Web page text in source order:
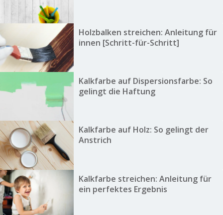
Holzbalken streichen: Anleitung für
innen [Schritt-für-Schritt]
Kalkfarbe auf Dispersionsfarbe: So
gelingt die Haftung
Kalkfarbe auf Holz: So gelingt der
Anstrich
Kalkfarbe streichen: Anleitung für
ein perfektes Ergebnis